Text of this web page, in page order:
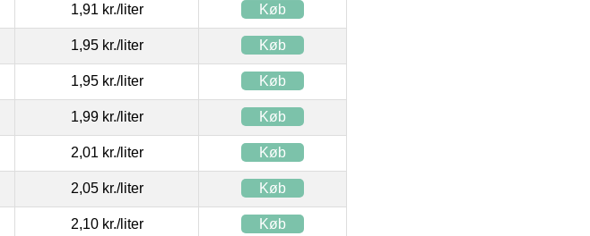
1,91 kr./liter Køb
1,95 kr./liter Køb
1,95 kr./liter Køb
1,99 kr./liter Køb
2,01 kr./liter Køb
2,05 kr./liter Køb
2,10 kr./liter Køb